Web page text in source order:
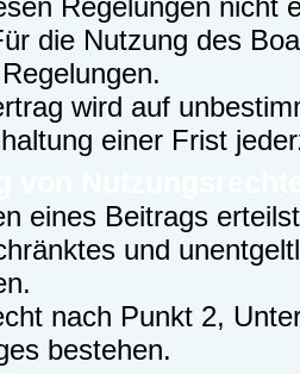
Regelungen nicht
die Nutzung des
wird auf
einer Frist
eines Beitrags
und
nach Punkt 2,
bestehen.